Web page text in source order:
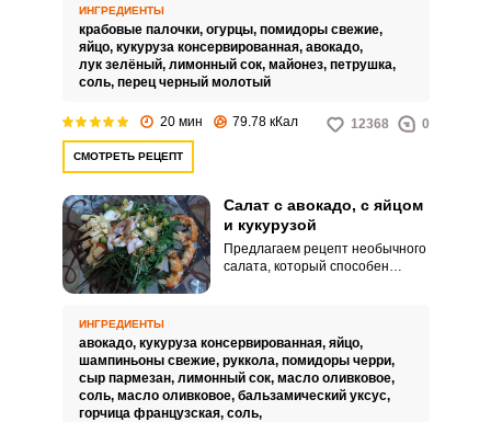
кусочки авокадо и свежих
овощей.
ИНГРЕДИЕНТЫ
крабовые палочки, огурцы, помидоры свежие,
яйцо, кукуруза консервированная, авокадо,
лук зелёный, лимонный сок, майонез, петрушка,
соль, перец черный молотый
20 мин 79.78 кКал 12368 0
СМОТРЕТЬ РЕЦЕПТ
Салат с авокадо, с яйцом
и кукурузой
Предлагаем рецепт необычного
салата, который способен
салат с авокадо, с яйцом и
кукурузой. Шампиньоны в
компании с авокадо и мини
кукурузой формируют очень
удачный тандем.
ИНГРЕДИЕНТЫ
авокадо, кукуруза консервированная, яйцо,
шампиньоны свежие, руккола, помидоры черри,
сыр пармезан, лимонный сок, масло оливковое,
соль, масло оливковое, бальзамический уксус,
горчица французская, соль,